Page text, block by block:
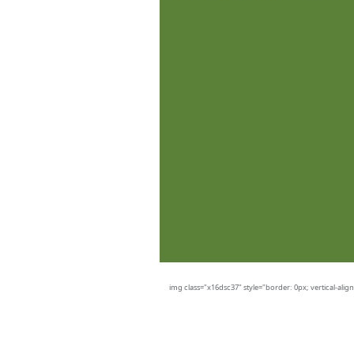
img class="x16dsc37" style="border: 0px; vertical-